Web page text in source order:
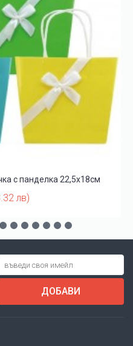
с панделка 22,5х18см
лв)
ДОБАВИ